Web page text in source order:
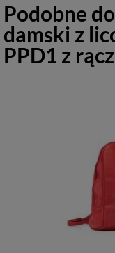
Podobne do
damski z
PPD1 z